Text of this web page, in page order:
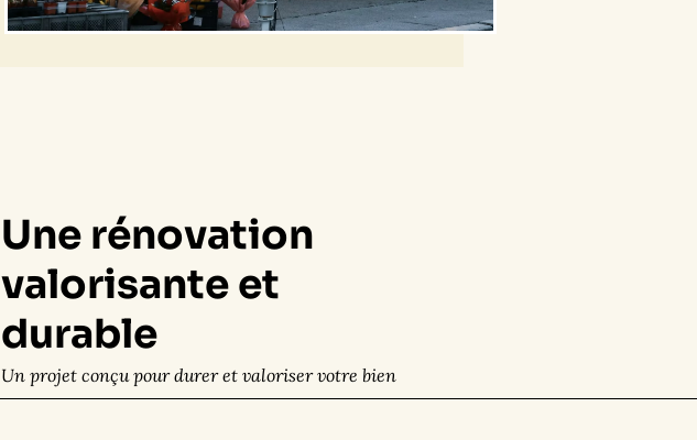
Une rénovation
valorisante et
durable
Un projet conçu pour durer et valoriser votre bien